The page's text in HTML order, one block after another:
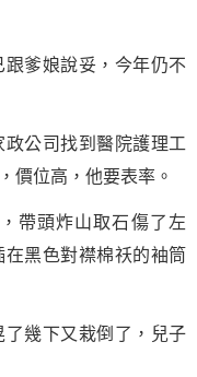
爹娘說妥，今年仍不
公司找到醫院護理工
價位高，他要表率。
頭炸山取石傷了左
黑色對襟棉祅的袖筒
幾下又栽倒了，兒子